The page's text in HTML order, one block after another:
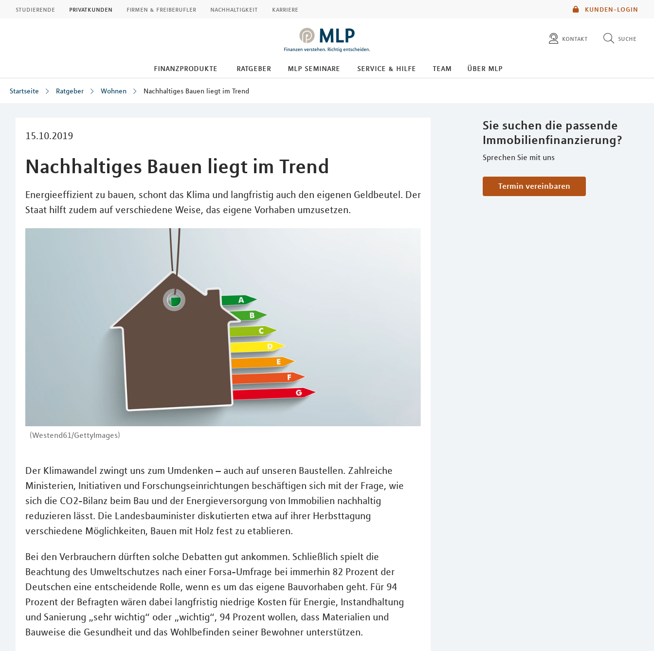
KUNDEN-LOGIN
studierende privatkunden firmen & freiberufler nachhaltigkeit karriere
kontakt suche
finanzprodukte ratgeber mlp seminare service & hilfe team über mlp
Startseite Ratgeber Wohnen Nachhaltiges Bauen liegt im Trend
15.10.2019
Nachhaltiges Bauen liegt im Trend
Energieeffizient zu bauen, schont das Klima und langfristig auch den eigenen Geldbeutel. Der
Staat hilft zudem auf verschiedene Weise, das eigene Vorhaben umzusetzen.
(Westend61/GettyImages)
Sie suchen die passende
Immobilienfinanzierung?
Sprechen Sie mit uns
Termin vereinbaren
Der Klimawandel zwingt uns zum Umdenken – auch auf unseren Baustellen. Zahlreiche
Ministerien, Initiativen und Forschungseinrichtungen beschäftigen sich mit der Frage, wie
sich die CO2-Bilanz beim Bau und der Energieversorgung von Immobilien nachhaltig
reduzieren lässt. Die Landesbauminister diskutierten etwa auf ihrer Herbsttagung
verschiedene Möglichkeiten, Bauen mit Holz fest zu etablieren.
Bei den Verbrauchern dürften solche Debatten gut ankommen. Schließlich spielt die
Beachtung des Umweltschutzes nach einer Forsa-Umfrage bei immerhin 82 Prozent der
Deutschen eine entscheidende Rolle, wenn es um das eigene Bauvorhaben geht. Für 94
Prozent der Befragten wären dabei langfristig niedrige Kosten für Energie, Instandhaltung
und Sanierung „sehr wichtig“ oder „wichtig“, 94 Prozent wollen, dass Materialien und
Bauweise die Gesundheit und das Wohlbefinden seiner Bewohner unterstützen.